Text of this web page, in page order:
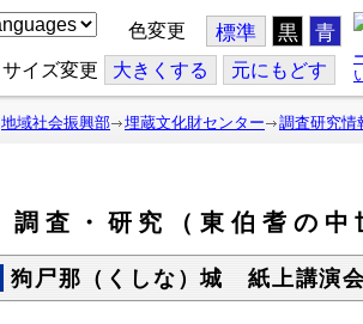
色変更 標準 黒 青
サイズ変更 大きくする 元にもどす
地域社会振興部 埋蔵文化財センター 調査研究情
調査・研究（東伯耆の中
狗尸那（くしな）城 紙上講演